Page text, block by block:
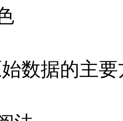
会角
始数据的
察